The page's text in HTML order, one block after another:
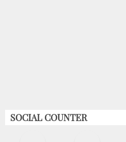
SOCIAL COUNTER